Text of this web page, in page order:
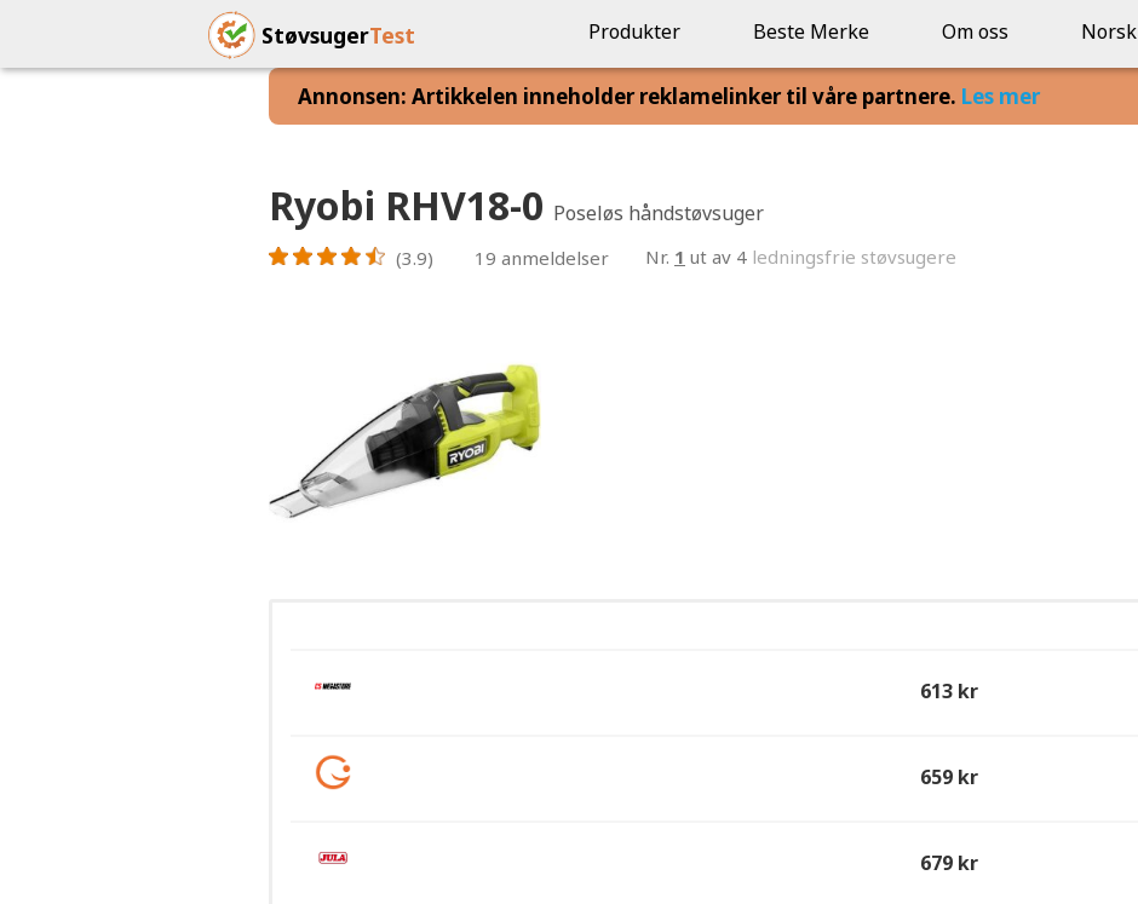
StøvsugerTest Produkter Beste Merke Om oss Norsk
Annonsen: Artikkelen inneholder reklamelinker til våre partnere. Les mer
Ryobi RHV18-0 Poseløs håndstøvsuger
(3.9) 19 anmeldelser Nr. 1 ut av 4 ledningsfrie støvsugere
613 kr
659 kr
679 kr